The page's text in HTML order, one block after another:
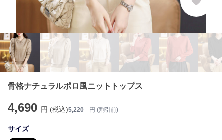
骨格ナチュラルポロ風ニットトップス
4,690 円 (税込)5,220 円 (割引前)
サイズ